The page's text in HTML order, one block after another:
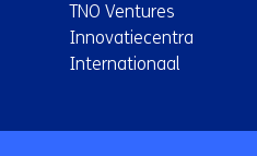
TNO Ventures
Innovatiecentra
Internationaal